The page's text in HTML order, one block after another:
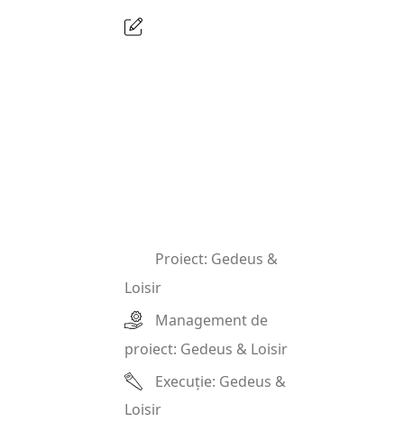
Proiect: Gedeus &
Loisir
Management de
proiect: Gedeus & Loisir
Execuție: Gedeus &
Loisir